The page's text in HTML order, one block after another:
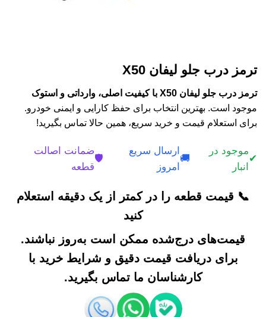
ترمز درب جلو لیفان X50
ترمز درب جلو لیفان X50 با کیفیت اصلی، وارداتی و استوک
موجود است. بهترین انتخاب برای حفظ کارایی و ایمنی خودرو.
برای استعلام قیمت و خرید سریع، همین حالا تماس بگیرید!
✔
موجود در
انبار
🚚
ارسال سریع
امروز
🛡️
ضمانت اصالت
قطعه
📞 قیمت قطعه را در کمتر از یک دقیقه استعلام
کنید
قیمت‌های درج‌شده ممکن است به‌روز نباشند.
برای دریافت قیمت دقیق و شرایط خرید با
کارشناسان ما تماس بگیرید.